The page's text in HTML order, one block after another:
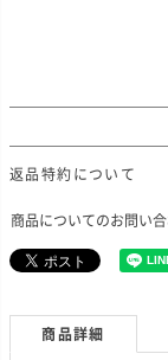
返品特約について
商品についてのお問い
商品詳細